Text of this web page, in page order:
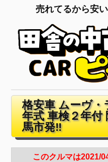
売れてるから安
格安車 ムーヴ・
年式 車検２年付
馬市発‼
このクルマは2021/